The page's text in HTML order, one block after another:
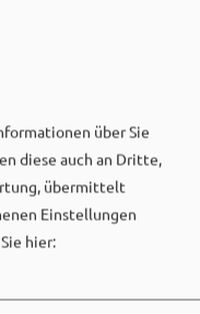
über Sie
diese auch an Dritte,
übermittelt
Einstellungen
hier: